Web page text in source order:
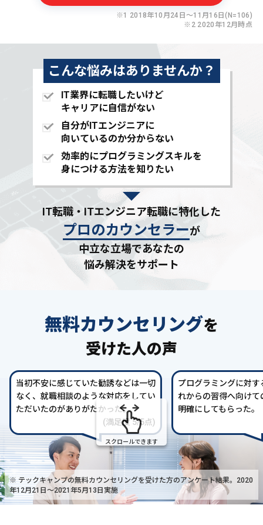
※1 2018年10月24日〜11月16日(N=106)
※2 2020年12月時点
こんな悩みはありませんか？
IT業界に転職したいけど
キャリアに自信がない
自分がITエンジニアに
向いているのか分からない
効率的にプログラミングスキルを
身につける方法を知りたい
IT転職・ITエンジニア転職に特化した
プロのカウンセラーが
中立な立場であなたの
悩み解決をサポート
無料カウンセリングを
受けた人の声
当初不安に感じていた勧誘などは一切
なく、就職相談のような対応をしてい
ただいたのがありがたかった。
(満足度 5/5点)
プログラミングに対
れからの習得へ向け
明確にしてもらった。
スクロールできます
※ テックキャンプの無料カウンセリングを受けた方のアンケート結果。2020
年12月21日〜2021年5月13日実施